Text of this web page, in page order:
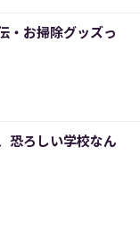
・お掃除グッズっ
恐ろしい学校なん